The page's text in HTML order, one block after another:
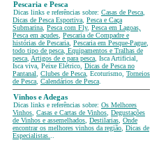
Pescaria e Pesca
Dicas links e referências sobre: Casas de Pesca
Dicas de Pesca Esportiva Pesca e Caça
Submarina Pesca com Fly, Pesca em Lagoas,
Pesca em açudes Pescaria de Compadre e
histórias de Pescaria Pescaria em Pesque-Pague
todo tipo de pesca Equipamentos e Tralhas de
pesca Artigos de e para pesca , Isca Artificial,
Isca viva, Peixe Elétrico, Dicas de Pesca no
Pantanal
Clubes de Pesca , Ecoturismo, Torneios
de Pesca Calendários de Pesca
Vinhos e Adegas
Dicas links e referências sobre: Os Melhores
Vinhos Casas e Cartas de Vinhos Degustações
de Vinhos e assemelhados Destilarias Onde
encontrar os melhores vinhos da região Dicas de
Especialistas.